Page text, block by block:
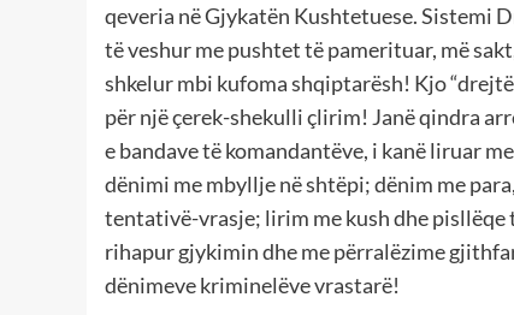
qeveria në Gjykatën Kushtetuese. Sistemi
të veshur me pushtet të pamerituar, më
shkelur mbi kufoma shqiptarësh! Kjo
për një çerek-shekulli çlirim! Janë qindra
e bandave të komandantëve, i kanë liruar
dënimi me mbyllje në shtëpi; dënim me
tentativë-vrasje; lirim me kush dhe pisllëqe
rihapur gjykimin dhe me përralëzime
dënimeve kriminelëve vrastarë!